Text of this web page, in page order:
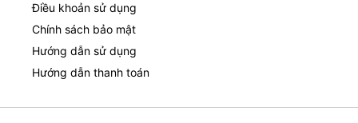
Điều khoản sử dụng
Chính sách bảo mật
Hướng dẫn sử dụng
Hướng dẫn thanh toán